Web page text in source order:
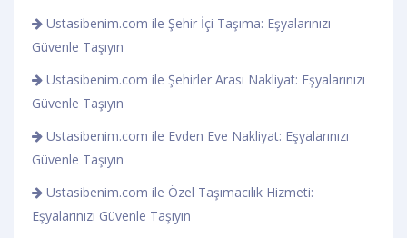
Ustasibenim.com ile Şehir İçi Taşıma: Eşyalarınızı
Güvenle Taşıyın
Ustasibenim.com ile Şehirler Arası Nakliyat: Eşyalarınızı
Güvenle Taşıyın
Ustasibenim.com ile Evden Eve Nakliyat: Eşyalarınızı
Güvenle Taşıyın
Ustasibenim.com ile Özel Taşımacılık Hizmeti:
Eşyalarınızı Güvenle Taşıyın